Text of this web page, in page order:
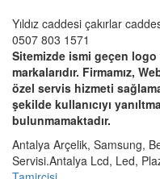
Yıldız caddesi çakırlar
0507 803 1571
Sitemizde ismi geçen
markalarıdır. Firmamız,
özel servis hizmeti
şekilde kullanıcıyı
bulunmamaktadır.
Antalya Arçelik, Samsung,
Servisi.Antalya Lcd, Led,